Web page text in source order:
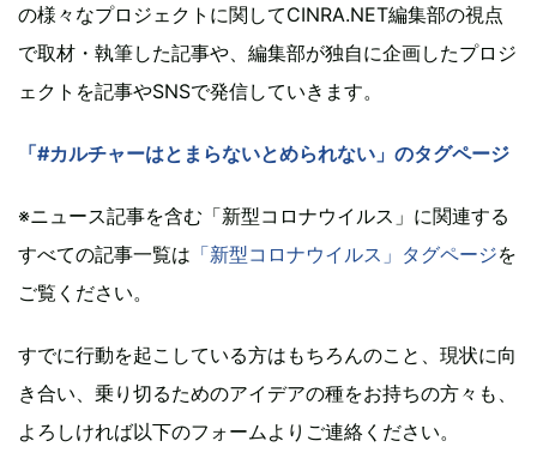
の様々なプロジェクトに関してCINRA.NET編集部の視点
で取材・執筆した記事や、編集部が独自に企画したプロジ
ェクトを記事やSNSで発信していきます。
「#カルチャーはとまらないとめられない」のタグページ
※ニュース記事を含む「新型コロナウイルス」に関連する
すべての記事一覧は 「新型コロナウイルス」タグページを
ご覧ください。
すでに行動を起こしている方はもちろんのこと、現状に向
き合い、乗り切るためのアイデアの種をお持ちの方々も、
よろしければ以下のフォームよりご連絡ください。